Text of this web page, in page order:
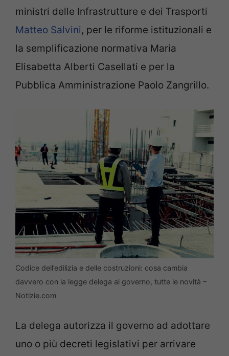
ministri delle Infrastrutture e dei Trasporti
Matteo Salvini, per le riforme istituzionali e
la semplificazione normativa Maria
Elisabetta Alberti Casellati e per la
Pubblica Amministrazione Paolo Zangrillo.
Codice dell’edilizia e delle costruzioni: cosa cambia
davvero con la legge delega al governo, tutte le novità –
Notizie.com
La delega autorizza il governo ad adottare
uno o più decreti legislativi per arrivare